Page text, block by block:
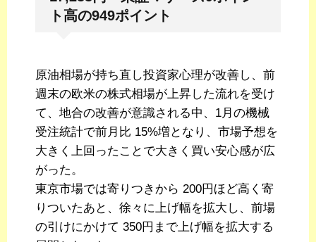
ト高の949ポイント
原油相場が持ち直し投資家心理が改善し、前
週末の欧米の株式相場が上昇した流れを受け
て、地合の改善が意識される中、1月の機械
受注統計で前月比 15%増となり、市場予想を
大きく上回ったことで大きく買い安心感が広
がった。
東京市場では寄りつきから 200円ほど高く寄
りついたあと、徐々に上げ幅を拡大し、前場
の引けにかけて 350円まで上げ幅を拡大する